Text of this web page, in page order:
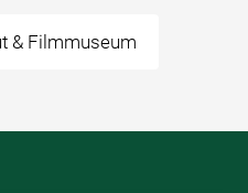
& Filmmuseum